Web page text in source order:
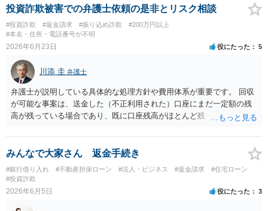
投資詐欺被害での弁護士依頼の是非とリスク相談
#投資詐欺 #返金請求 #振り込め詐欺
#200万円以上
#本名・住所・電話番号が不明
2026年6月23日 役にたった 5
川添 圭 弁護士
弁護士が説明している具体的な処理方針や費用体系が重要です。 回収
が可能な事案は、送金した（不正利用された）口座にまだ一定額の残
高が残っている場合であり、既に口座残高がほとんど残っていない場
判断するため、まず何よりも、送金先口座の口座凍結時の残高を把握
することが重要になります。振り込め詐欺救済法で口座凍結された口
座の残高はウェブサイトで公告されますが、公告までには口座凍結か
ら2か月程度かかることも多く、むしろその前に弁護士会照会を行って
口座開設者の氏名・住所・残高を把握し、残高がある場合にはすみや
みんなで大家さん 返金手続き
#銀行借り入れ #不動産担保ローン #法人・ビジネス #返金請求
#住宅ローン
#投資詐欺
2026年6月5日 役にたった 3